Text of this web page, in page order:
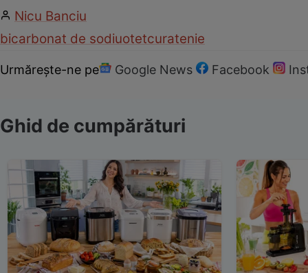
Nicu Banciu
bicarbonat de sodiuotetcuratenie
Urmărește-ne pe Google News Facebook
Ghid de cumpărături